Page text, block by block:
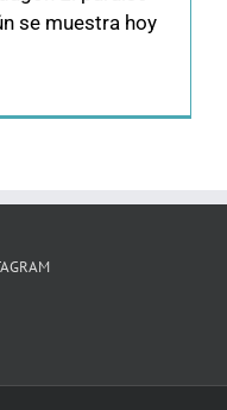
se muestra hoy